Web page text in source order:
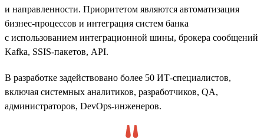
и направленности. Приоритетом являются автоматизация
бизнес-процессов и интеграция систем банка
с использованием интеграционной шины, брокера сообщений
Kafka, SSIS-пакетов, API.
В разработке задействовано более 50 ИТ-специалистов,
включая системных аналитиков, разработчиков, QA,
администраторов, DevOps-инженеров.